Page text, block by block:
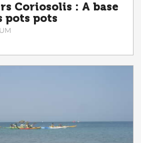
Coriosolis : A base
pots pots